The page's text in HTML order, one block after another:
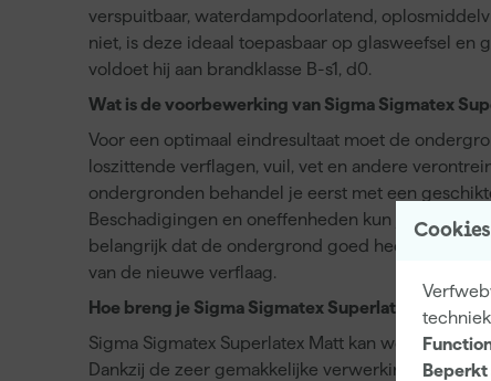
Cookies
verspuitbaar, waterdampdoorlatend,
niet, is deze ideaal toepasbaar op glasweefsel en
voldoet hij aan brandklasse B-s1, d0.
Wat is de voorbewerking van Sigma Sigmatex
Voor een optimaal eindresultaat moet de
loszittende verflagen, vuil, vet en andere
ondergronden behandel je eerst met een
Beschadigingen en oneffenheden kun je vooraf
belangrijk dat de ondergrond goed hecht en
van de nieuwe verflaag.
Hoe breng je Sigma Sigmatex Superlatex Matt aan?
Sigma Sigmatex Superlatex Matt kan worden
Dankzij de zeer gemakkelijke verwerking en